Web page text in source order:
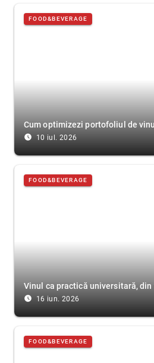
FOOD&BEVERAGE
Cum optimizezi portofoliul de
access_time_filled 10 iul. 2026
FOOD&BEVERAGE
Vinul ca practică universitară, din
access_time_filled 16 iun. 2026
FOOD&BEVERAGE